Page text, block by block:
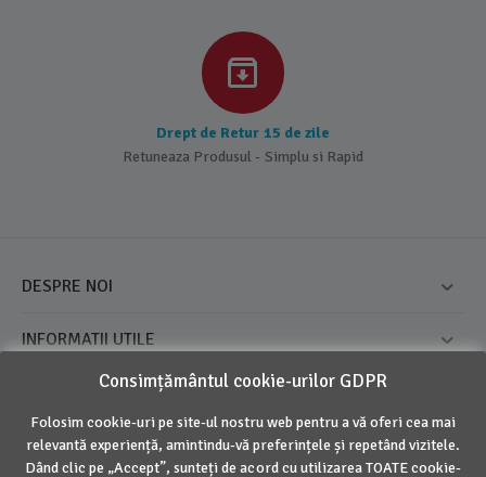
Drept de Retur 15 de zile
Retuneaza Produsul - Simplu si Rapid
DESPRE NOI
INFORMATII UTILE
CONTUL MEU
CONTACT
Consimțământul cookie-urilor GDPR
Folosim cookie-uri pe site-ul nostru web pentru a vă oferi cea mai
relevantă experiență, amintindu-vă preferințele și repetând vizitele.
Dând clic pe „Accept”, sunteți de acord cu utilizarea TOATE cookie-